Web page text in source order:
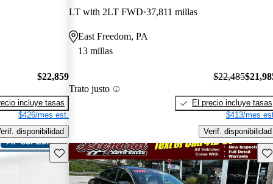
$22,859
incluye tasas
$426/mes est.
disponibilidad
LT with 2LT FWD 37,811 millas
East Freedom, PA
13 millas
Trato justo
$22,485
El precio incluye tasas
$413/mes
Verif. disponibilidad
Guarda este Aviso